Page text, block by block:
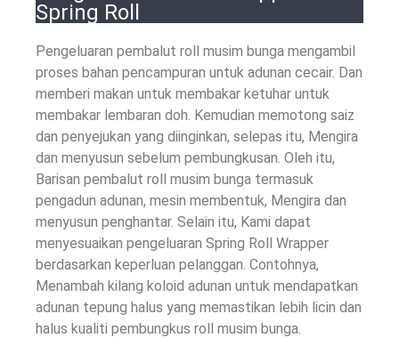
Spring Roll
Pengeluaran pembalut roll musim bunga mengambil
proses bahan pencampuran untuk adunan cecair. Dan
memberi makan untuk membakar ketuhar untuk
membakar lembaran doh. Kemudian memotong saiz
dan penyejukan yang diinginkan, selepas itu, Mengira
dan menyusun sebelum pembungkusan. Oleh itu,
Barisan pembalut roll musim bunga termasuk
pengadun adunan, mesin membentuk, Mengira dan
menyusun penghantar. Selain itu, Kami dapat
menyesuaikan pengeluaran Spring Roll Wrapper
berdasarkan keperluan pelanggan. Contohnya,
Menambah kilang koloid adunan untuk mendapatkan
adunan tepung halus yang memastikan lebih licin dan
halus kualiti pembungkus roll musim bunga.